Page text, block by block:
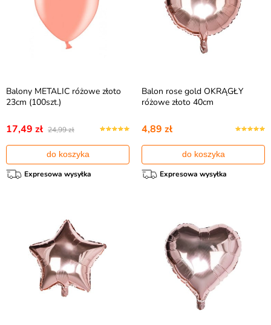
Balony METALIC różowe złoto
23cm (100szt.)
17,49 zł 24,99 zł
do koszyka
Expresowa wysyłka
Balon rose gold OKRĄGŁY
różowe złoto 40cm
4,89 zł
do koszyka
Expresowa wysyłka